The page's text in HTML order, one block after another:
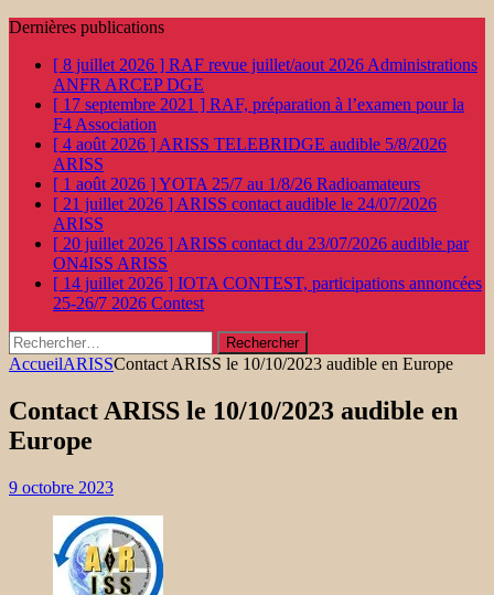
Dernières publications
[ 8 juillet 2026 ] RAF revue juillet/aout 2026 Administrations
ANFR ARCEP DGE
[ 17 septembre 2021 ] RAF, préparation à l’examen pour la
F4 Association
[ 4 août 2026 ] ARISS TELEBRIDGE audible 5/8/2026
ARISS
[ 1 août 2026 ]YOTA 25/7 au 1/8/26 Radioamateurs
[ 21 juillet 2026 ] ARISS contact audible le 24/07/2026
ARISS
[ 20 juillet 2026 ] ARISS contact du 23/07/2026 audible par
ON4ISS ARISS
[ 14 juillet 2026 ] IOTA CONTEST, participations annoncées
25-26/7 2026 Contest
Rechercher :
AccueilARISSContact ARISS le 10/10/2023 audible en Europe
Contact ARISS le 10/10/2023 audible en
Europe
9 octobre 2023